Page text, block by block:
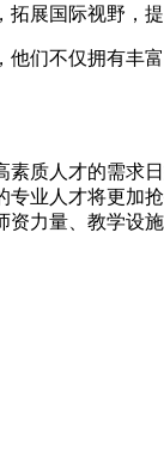
展国际视野，提
们不仅拥有
质人才的需
业人才将更
力量、教学